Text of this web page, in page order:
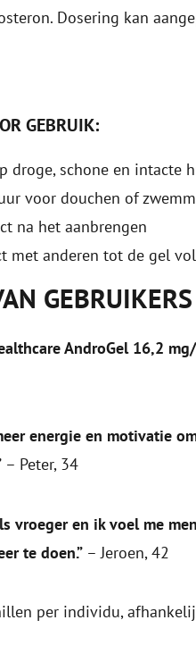
Dosering kan
GEBRUIK:
droge, schone en intacte
voor douchen of
na het aanbrengen
met anderen tot de gel
GEBRUIKERS
AndroGel 16,2
energie en motivatie
– Peter, 34
vroeger en ik voel me
te doen.”– Jeroen, 42
per individu,